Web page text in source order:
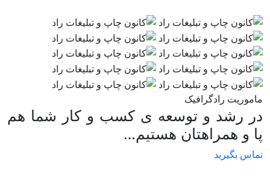
ماموریت رادگرافیک
در رشد و توسعه ی کسب و کار شما هم
پا و همراهتان هستیم…
تماس بگیرید